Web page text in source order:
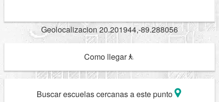
Geolocalizacion 20.201944,-89.288056
Como llegar
Buscar escuelas cercanas a este punto